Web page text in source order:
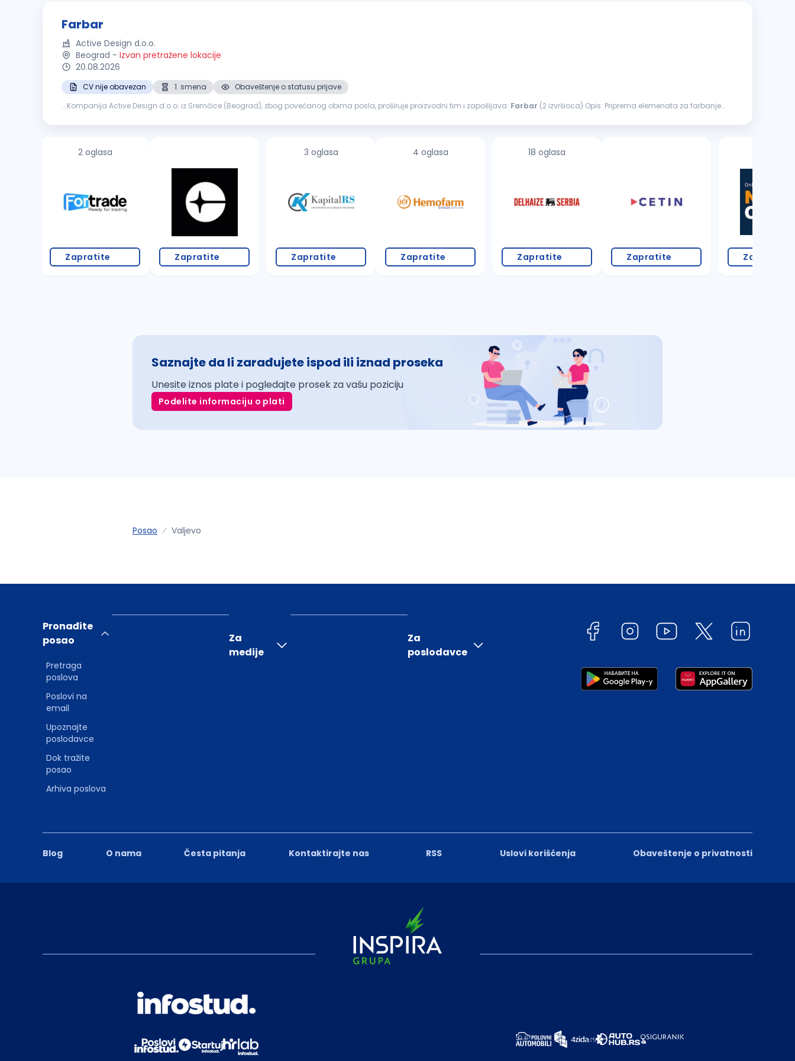
Farbar
Active Design d.o.o.
Beograd - Izvan pretražene lokacije
20.08.2026
CV nije obavezan 1. smena
Obaveštenje o statusu prijave
...Kompanija Active Design d.o.o. iz Sremčice (Beograd), zbog povećanog obima posla, proširuje proizvodni tim i zapošljava: Farbar (2 izvršioca) Opis: Priprema elemenata za farbanje
2 oglasa
Zapratite Zapratite
3 oglasa
Zapratite
4 oglasa
Zapratite
18 oglasa
Zapratite Zapratite Zapratite
Saznajte da li zarađujete ispod ili iznad proseka
Unesite iznos plate i pogledajte prosek za vašu poziciju
Podelite informaciju o plati
Posao Valjevo
Blog O nama Česta pitanja Kontaktirajte nas RSS Uslovi korišćenja Obaveštenje o privatnosti
Pronađite
posao
Pretraga
poslova
Poslovi na
email
Upoznajte
poslodavce
Dok tražite
posao
Arhiva poslova
Za
medije
Za
poslodavce